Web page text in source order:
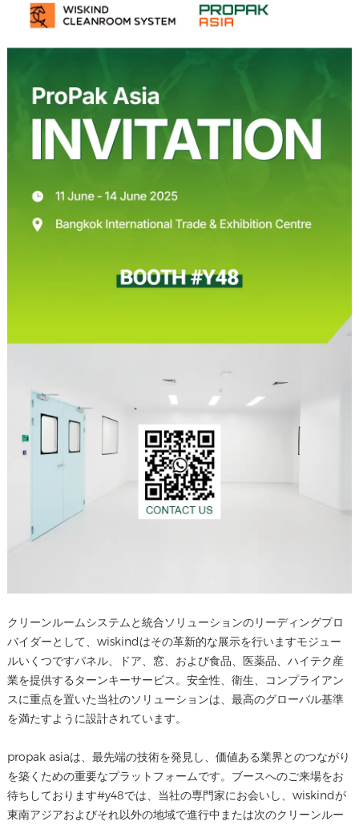
クリーンルームシステムと統合ソリューションのリーディングプロ
バイダーとして、wiskindはその革新的な展示を行いますモジュー
ルいくつですパネル、ドア、窓、および食品、医薬品、ハイテク産
業を提供するターンキーサービス。安全性、衛生、コンプライアン
スに重点を置いた当社のソリューションは、最高のグローバル基準
を満たすように設計されています。
propak asiaは、最先端の技術を発見し、価値ある業界とのつながり
を築くための重要なプラットフォームです。ブースへのご来場をお
待ちしております#y48では、当社の専門家にお会いし、wiskindが
東南アジアおよびそれ以外の地域で進行中または次のクリーンルー